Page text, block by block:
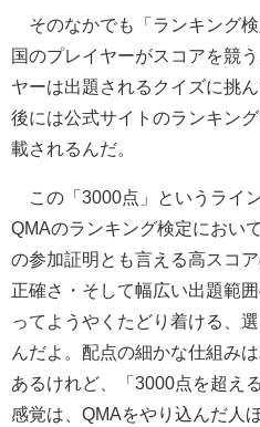
そのなかでも「ランキング
国のプレイヤーがスコアを競
ヤーは出題されるクイズに挑
後には公式サイトのランキン
載されるんだ。
この「3000点」というライ
QMAのランキング検定におい
の参加証明とも言える高スコ
正確さ・そして幅広い出題範
ってようやくたどり着ける、
んだよ。配点の細かな仕組み
あるけれど、「3000点を超え
感覚は、QMAをやり込んだ人